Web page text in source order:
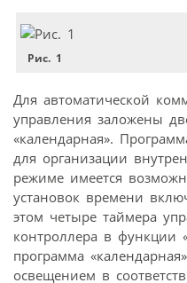
Рис. 1
Для автоматической
управления заложены
«календарная».
для организации
режиме имеется
установок времени
этом четыре таймера
контроллера в функции
программа
освещением в